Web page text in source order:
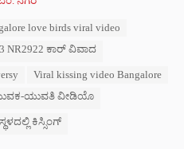
love birds viral video
NR2922 ಕಾರ್ ವಿವಾದ
Viral kissing video Bangalore
ಯುವತಿ ವೀಡಿಯೊ
ಕಿಸ್ಸಿಂಗ್